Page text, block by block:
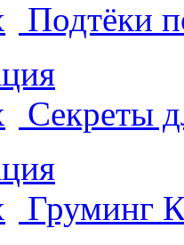
Подтёки
Секреты
Груминг